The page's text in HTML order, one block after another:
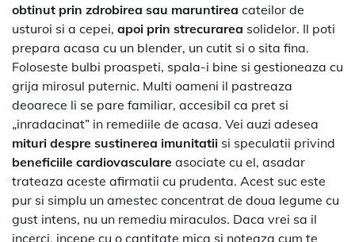
obtinut prin zdrobirea sau maruntirea cateilor de
usturoi si a cepei, apoi prin strecurarea solidelor. Il poti
prepara acasa cu un blender, un cutit si o sita fina.
Foloseste bulbi proaspeti, spala-i bine si gestioneaza cu
grija mirosul puternic. Multi oameni il pastreaza
deoarece li se pare familiar, accesibil ca pret si
„inradacinat” in remediile de acasa. Vei auzi adesea
mituri despre sustinerea imunitatii si speculatii privind
beneficiile cardiovasculare asociate cu el, asadar
trateaza aceste afirmatii cu prudenta. Acest suc este
pur si simplu un amestec concentrat de doua legume cu
gust intens, nu un remediu miraculos. Daca vrei sa il
incerci, incepe cu o cantitate mica si noteaza cum te